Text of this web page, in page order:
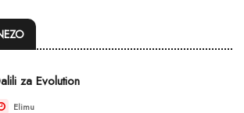
za Evolution
Elimu